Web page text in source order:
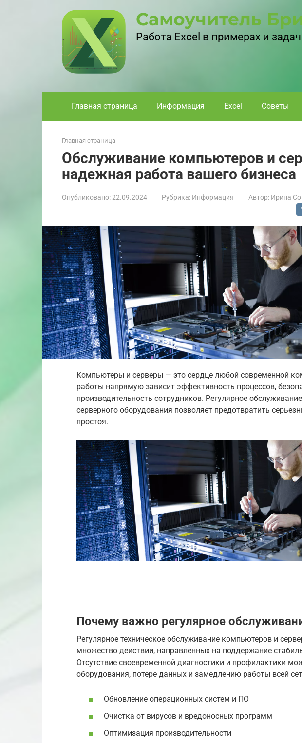
Самоучитель
Работа Excel в примерах и
Главная страница Информация Excel Советы
Главная страница
Обслуживание компьютеров и
надежная работа вашего бизнеса
Опубликовано:22.09.2024 Рубрика: Информация Автор: Ирина
Компьютеры и серверы — это сердце любой современной
работы напрямую зависит эффективность процессов,
производительность сотрудников. Регулярное
серверного оборудования позволяет предотвратить
простоя.
Почему важно регулярное
Регулярное техническое обслуживание компьютеров и
множество действий, направленных на поддержание
Отсутствие своевременной диагностики и профилактики
оборудования, потере данных и замедлению работы всей
Обновление операционных систем и ПО
Очистка от вирусов и вредоносных программ
Оптимизация производительности